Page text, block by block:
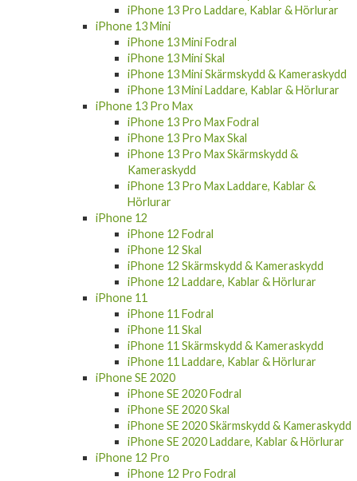
iPhone 13 Pro Laddare, Kablar & Hörlurar
iPhone 13 Mini
iPhone 13 Mini Fodral
iPhone 13 Mini Skal
iPhone 13 Mini Skärmskydd & Kameraskydd
iPhone 13 Mini Laddare, Kablar & Hörlurar
iPhone 13 Pro Max
iPhone 13 Pro Max Fodral
iPhone 13 Pro Max Skal
iPhone 13 Pro Max Skärmskydd &
Kameraskydd
iPhone 13 Pro Max Laddare, Kablar &
Hörlurar
iPhone 12
iPhone 12 Fodral
iPhone 12 Skal
iPhone 12 Skärmskydd & Kameraskydd
iPhone 12 Laddare, Kablar & Hörlurar
iPhone 11
iPhone 11 Fodral
iPhone 11 Skal
iPhone 11 Skärmskydd & Kameraskydd
iPhone 11 Laddare, Kablar & Hörlurar
iPhone SE 2020
iPhone SE 2020 Fodral
iPhone SE 2020 Skal
iPhone SE 2020 Skärmskydd & Kameraskydd
iPhone SE 2020 Laddare, Kablar & Hörlurar
iPhone 12 Pro
iPhone 12 Pro Fodral